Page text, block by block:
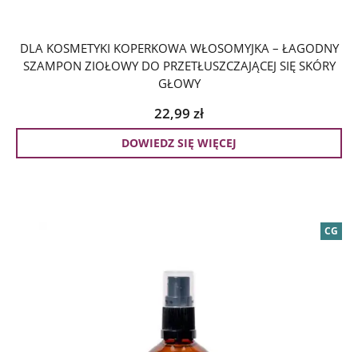
DLA KOSMETYKI KOPERKOWA WŁOSOMYJKA – ŁAGODNY
SZAMPON ZIOŁOWY DO PRZETŁUSZCZAJĄCEJ SIĘ SKÓRY
GŁOWY
22,99 zł
DOWIEDZ SIĘ WIĘCEJ
CG